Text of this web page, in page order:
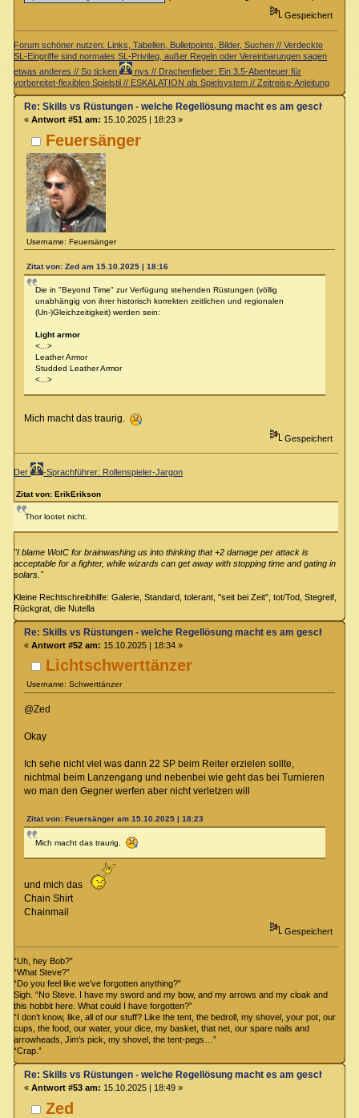
Gespeichert
Forum schöner nutzen: Links, Tabellen, Bulletpoints, Bilder, Suchen // Verdeckte
SL-Eingriffe sind normales SL-Privileg, außer Regeln oder Vereinbarungen sagen
etwas anderes // So ticken
nys // Drachenfieber: Ein 3.5-Abenteuer für
vorbereitet-flexiblen Spielstil // ESKALATION als Spielsystem // Zeitreise-Anleitung
Feuersänger
Username: Feuersänger
Re: Skills vs Rüstungen - welche Regellösung macht es am
« Antwort #51 am: 15.10.2025 | 18:23 »
Zitat von: Zed am 15.10.2025 | 18:16
Die in "Beyond Time" zur Verfügung stehenden Rüstungen (völlig
unabhängig von ihrer historisch korrekten zeitlichen und regionalen
(Un-)Gleichzeitigkeit) werden sein:
Light armor
<...>
Leather Armor
Studded Leather Armor
<...>
Mich macht das traurig.
Gespeichert
Der -Sprachführer: Rollenspieler-Jargon
Zitat von: ErikErikson
Thor lootet nicht.
"I blame WotC for brainwashing us into thinking that +2 damage per attack is
acceptable for a fighter, while wizards can get away with stopping time and gating in
solars."
Kleine Rechtschreibhilfe: Galerie, Standard, tolerant, "seit bei Zeit", tot/Tod, Stegreif,
Rückgrat, die Nutella
Lichtschwerttänzer
Username: Schwerttänzer
Re: Skills vs Rüstungen - welche Regellösung macht es am
« Antwort #52 am: 15.10.2025 | 18:34 »
@Zed
Okay
Ich sehe nicht viel was dann 22 SP beim Reiter erzielen sollte,
nichtmal beim Lanzengang und nebenbei wie geht das bei Turnieren
wo man den Gegner werfen aber nicht verletzen will
Zitat von: Feuersänger am 15.10.2025 | 18:23
Mich macht das traurig.
und mich das
Chain Shirt
Chainmail
Gespeichert
“Uh, hey Bob?”
“What Steve?”
“Do you feel like we’ve forgotten anything?”
Sigh. “No Steve. I have my sword and my bow, and my arrows and my cloak and
this hobbit here. What could I have forgotten?”
“I don’t know, like, all of our stuff? Like the tent, the bedroll, my shovel, your pot, our
cups, the food, our water, your dice, my basket, that net, our spare nails and
arrowheads, Jim’s pick, my shovel, the tent-pegs…”
“Crap.”
Zed
Re: Skills vs Rüstungen - welche Regellösung macht es am
« Antwort #53 am: 15.10.2025 | 18:49 »